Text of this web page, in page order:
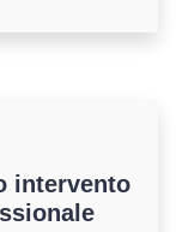
intervento